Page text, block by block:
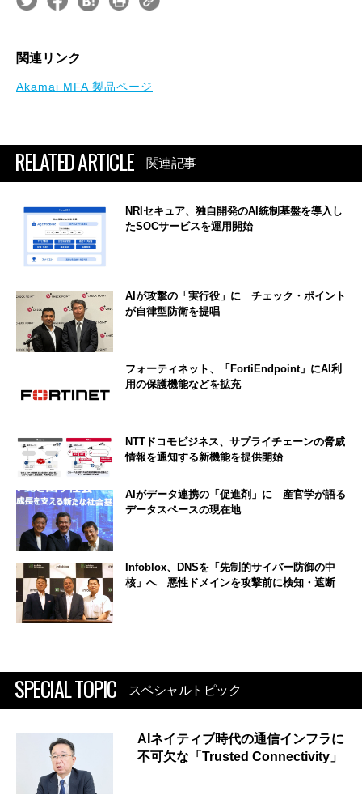
関連リンク
Akamai MFA 製品ページ
RELATED ARTICLE 関連記事
NRIセキュア、独自開発のAI統制基盤を導入し
たSOCサービスを運用開始
AIが攻撃の「実行役」に チェック・ポイント
が自律型防衛を提唱
フォーティネット、「FortiEndpoint」にAI利
用の保護機能などを拡充
NTTドコモビジネス、サプライチェーンの脅威
情報を通知する新機能を提供開始
AIがデータ連携の「促進剤」に 産官学が語る
データスペースの現在地
Infoblox、DNSを「先制的サイバー防御の中
核」へ 悪性ドメインを攻撃前に検知・遮断
SPECIAL TOPIC スペシャルトピック
AIネイティブ時代の通信インフラに
不可欠な「Trusted Connectivity」